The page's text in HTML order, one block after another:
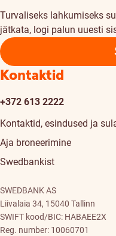
Turvaliseks lahkumiseks
jätkata, logi palun uuesti
Kontaktid
+372 613 2222
Kontaktid, esindused ja
Aja broneerimine
Swedbankist
SWEDBANK AS
Liivalaia 34, 15040 Tallinn
SWIFT kood/BIC: HABAEE2X
Reg. number: 10060701